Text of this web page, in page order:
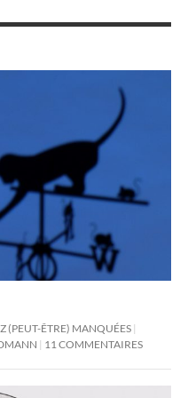
(PEUT-ÊTRE) MANQUÉES
11 COMMENTAIRES